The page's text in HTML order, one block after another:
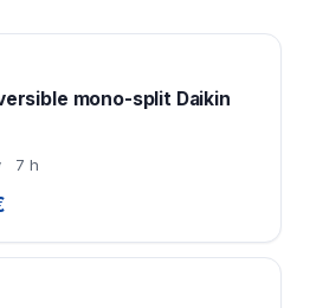
mono-split Daikin
7 h